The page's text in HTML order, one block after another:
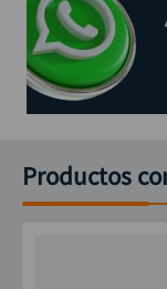
Productos